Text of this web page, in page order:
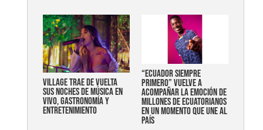
Village trae de vuelta
sus noches de música en
vivo, gastronomía y
entretenimiento
“Ecuador siempre
primero” vuelve a
acompañar la emoción de
millones de ecuatorianos
en un momento que une al
país